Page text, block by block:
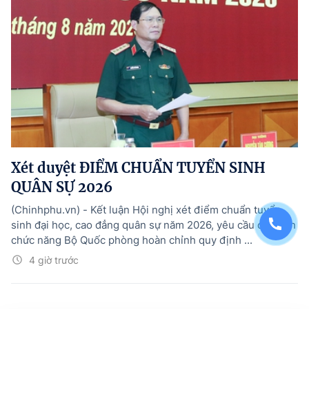
Xét duyệt ĐIỂM CHUẨN TUYỂN SINH
QUÂN SỰ 2026
4 giờ trước
(Chinhphu.vn) - Kết luận Hội nghị xét điểm chuẩn tuyển
sinh đại học, cao đẳng quân sự năm 2026, yêu cầu cơ quan
chức năng Bộ Quốc phòng hoàn chỉnh quy định ...